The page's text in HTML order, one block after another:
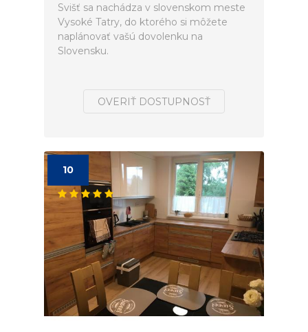
Svišť sa nachádza v slovenskom meste
Vysoké Tatry, do ktorého si môžete
naplánovať vašú dovolenku na
Slovensku.
OVERIŤ DOSTUPNOSŤ
10